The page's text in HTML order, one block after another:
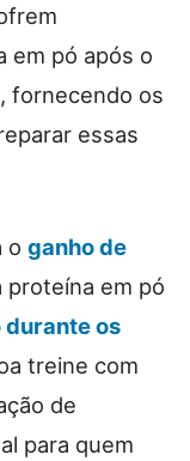
em pó após o
fornecendo os
essas
o ganho de
proteína em pó
durante os
treine com
de
para quem